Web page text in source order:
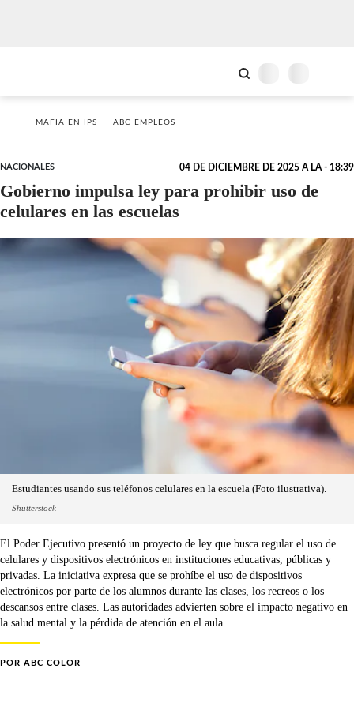
MAFIA EN IPS ABC EMPLEOS
NACIONALES 04 DE DICIEMBRE DE 2025 A LA - 18:39
Gobierno impulsa ley para prohibir uso de
celulares en las escuelas
Estudiantes usando sus teléfonos celulares en la escuela (Foto ilustrativa).
Shutterstock
El Poder Ejecutivo presentó un proyecto de ley que busca regular el uso de
celulares y dispositivos electrónicos en instituciones educativas, públicas y
privadas. La iniciativa expresa que se prohíbe el uso de dispositivos
electrónicos por parte de los alumnos durante las clases, los recreos o los
descansos entre clases. Las autoridades advierten sobre el impacto negativo en
la salud mental y la pérdida de atención en el aula.
POR ABC COLOR